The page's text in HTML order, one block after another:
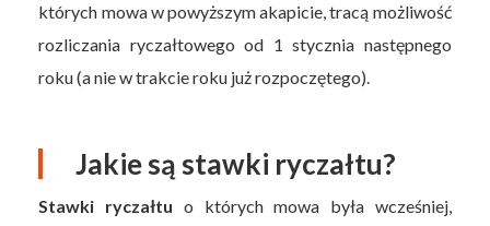
których mowa w powyższym akapicie, tracą możliwość
rozliczania ryczałtowego od 1 stycznia następnego
roku (a nie w trakcie roku już rozpoczętego).
Jakie są stawki ryczałtu?
Stawki ryczałtu o których mowa była wcześniej,